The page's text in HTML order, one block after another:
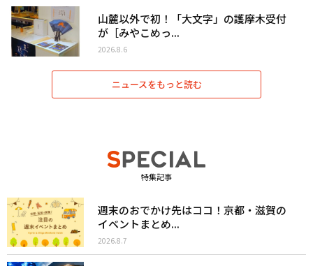
山麓以外で初！「大文字」の護摩木受付
が［みやこめっ...
2026.8.6
ニュースをもっと読む
特集記事
週末のおでかけ先はココ！京都・滋賀の
イベントまとめ...
2026.8.7